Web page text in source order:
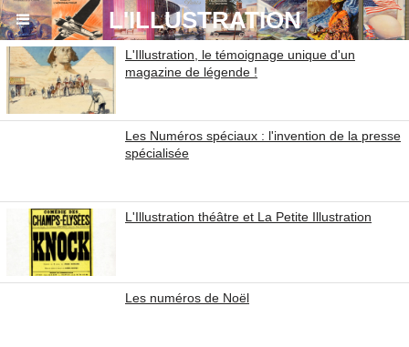
864ac6eda9bb1d7aa19fa0c6b0fa54ef.txt
L'ILLUSTRATION
L'Illustration, le témoignage unique d'un
magazine de légende !
Les Numéros spéciaux : l'invention de la presse
spécialisée
L'Illustration théâtre et La Petite Illustration
Les numéros de Noël